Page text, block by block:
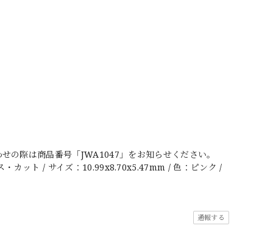
の際は商品番号「JWA1047」をお知らせください。
・カット / サイズ：10.99x8.70x5.47mm / 色：ピンク /
通報する